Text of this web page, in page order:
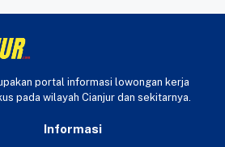
portal informasi lowongan kerja
pada wilayah Cianjur dan sekitarnya.
Informasi